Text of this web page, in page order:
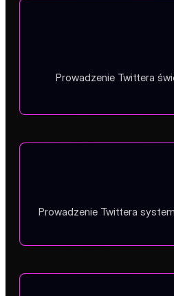
Prowadzenie Twittera
Prowadzenie Twittera